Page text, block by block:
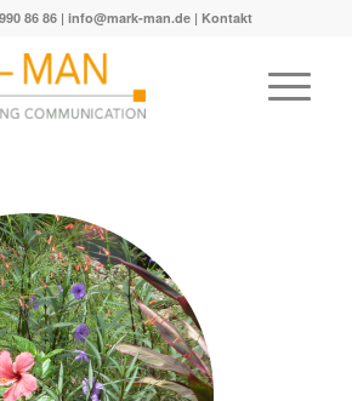
86 86 |info@mark-man.de | Kontakt